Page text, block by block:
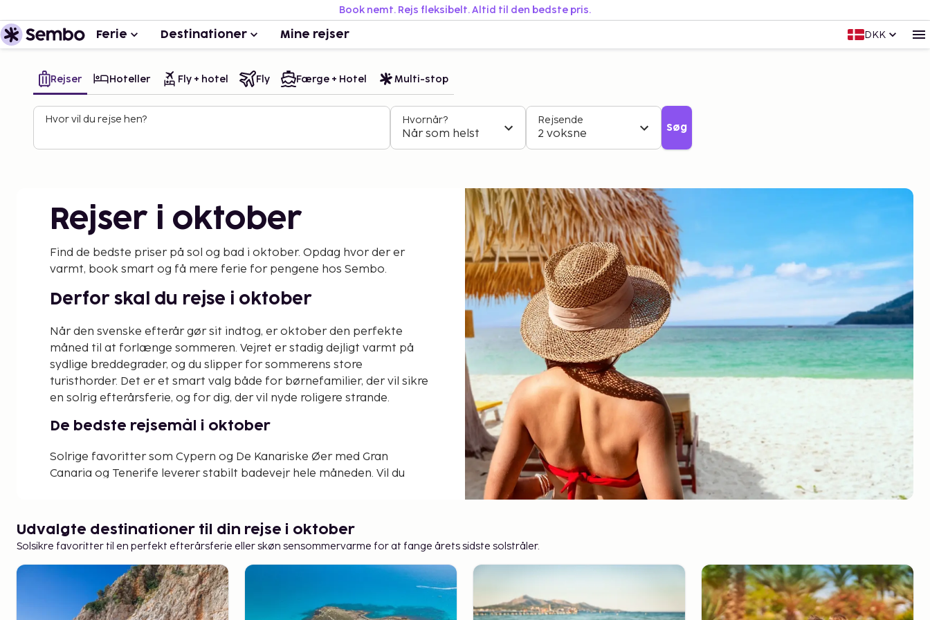
Book nemt. Rejs fleksibelt. Altid til den bedste pris.
Ferie Destinationer Mine rejser DKK
Rejser Hoteller Fly + hotel Fly Færge + Hotel Multi-stop
Hvor vil du rejse hen? Hvornår?
Når som helst
Rejsende
2 voksne Søg
Rejser i oktober
Find de bedste priser på sol og bad i oktober. Opdag hvor der er
varmt, book smart og få mere ferie for pengene hos Sembo.
Derfor skal du rejse i oktober
Når den svenske efterår gør sit indtog, er oktober den perfekte
måned til at forlænge sommeren. Vejret er stadig dejligt varmt på
sydlige breddegrader, og du slipper for sommerens store
turisthorder. Det er et smart valg både for børnefamilier, der vil sikre
en solrig efterårsferie, og for dig, der vil nyde roligere strande.
De bedste rejsemål i oktober
Solrige favoritter som Cypern og De Kanariske Øer med Gran
Canaria og Tenerife leverer stabilt badevejr hele måneden. Vil du
efterårsuge med masser af karakter er også Mallorca og Kreta
fantastiske i oktober.
Sol og bad i oktober til en god pris
Prisniveauet i oktober er ofte meget fordelagtigt, især hvis du har
mulighed for at rejse uden for skolernes ferieuger. Hotellerne har
Udvalgte destinationer til din rejse i oktober
Solsikre favoritter til en perfekt efterårsferie eller skøn sensommervarme for at fange årets sidste solstråler.